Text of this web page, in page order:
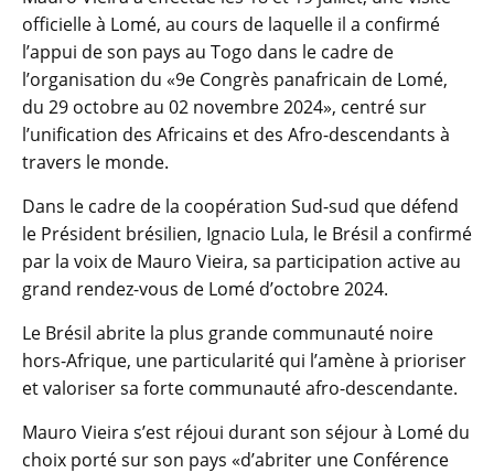
officielle à Lomé, au cours de laquelle il a confirmé
l’appui de son pays au Togo dans le cadre de
l’organisation du «9e Congrès panafricain de Lomé,
du 29 octobre au 02 novembre 2024», centré sur
l’unification des Africains et des Afro-descendants à
travers le monde.
Dans le cadre de la coopération Sud-sud que défend
le Président brésilien, Ignacio Lula, le Brésil a confirmé
par la voix de Mauro Vieira, sa participation active au
grand rendez-vous de Lomé d’octobre 2024.
Le Brésil abrite la plus grande communauté noire
hors-Afrique, une particularité qui l’amène à prioriser
et valoriser sa forte communauté afro-descendante.
Mauro Vieira s’est réjoui durant son séjour à Lomé du
choix porté sur son pays «d’abriter une Conférence